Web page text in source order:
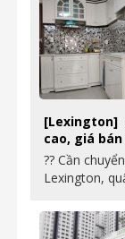
[Lexington]
cao, giá bán
?? Cần
Lexington,